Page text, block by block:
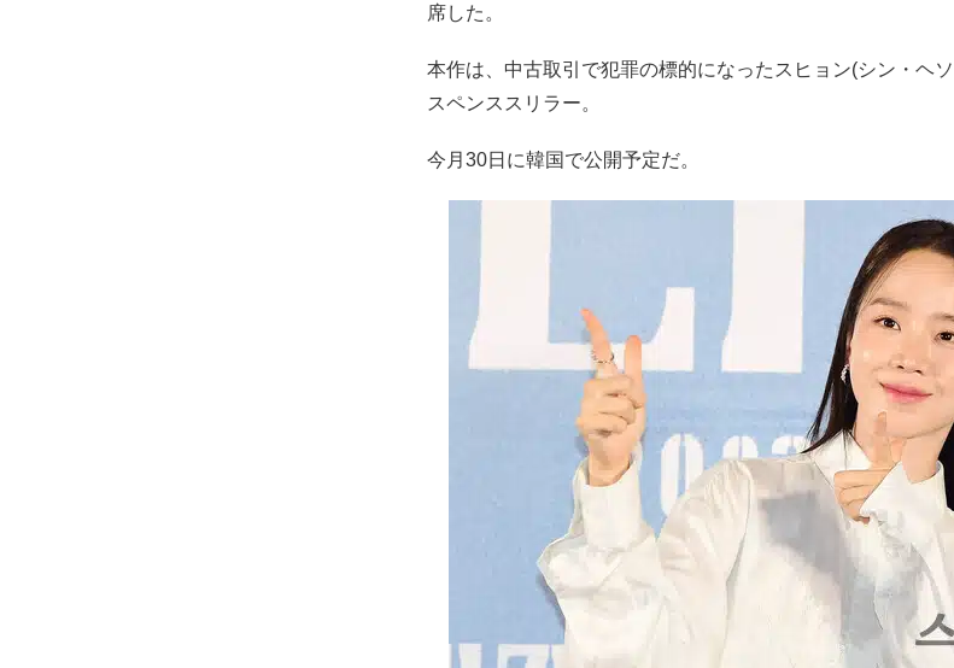
席した。
本作は、中古取引で犯罪の標的になったスヒョン(シン・ヘ
スペンススリラー。
今月30日に韓国で公開予定だ。